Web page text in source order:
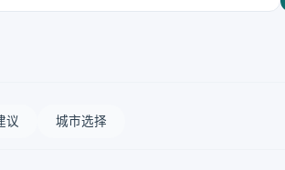
议 城市选择